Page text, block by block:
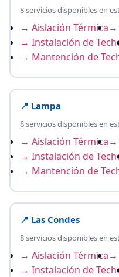
8 servicios disponibles en
→ Aislación Térmica→
→ Instalación de
→ Mantención de
📍 Lampa
8 servicios disponibles en
→ Aislación Térmica→
→ Instalación de
→ Mantención de
📍 Las Condes
8 servicios disponibles en
→ Aislación Térmica→
→ Instalación de